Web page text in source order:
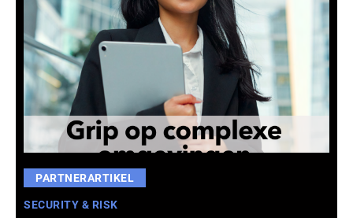
PARTNERARTIKEL
SECURITY & RISK